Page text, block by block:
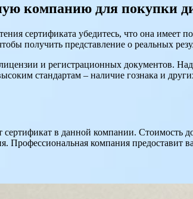
компанию для покупки
сертификата убедитесь, что она
получить представление о реальных
и регистрационных документов.
стандартам – наличие гознака и
сертификат в данной компании.
Профессиональная компания